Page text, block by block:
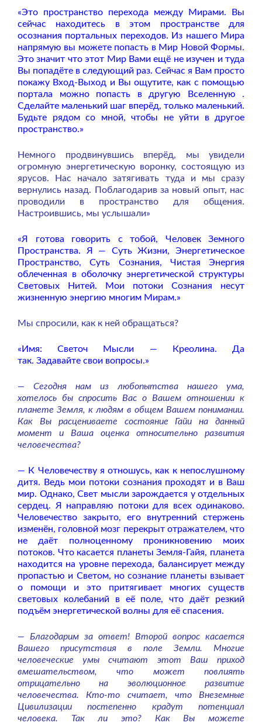
«Это пространство перехода между Мирами. Вы
сейчас находитесь в этом пространстве для
осознания портальных переходов. Из нашего Мира
напрямую вы можете попасть в Мир Новой Формы.
Это значит что этот Мир Вами ещё не изучен и туда
Вы попадёте в следующий раз. Сейчас я Вам просто
покажу Вход-Выход и Вы ощутите, как с помощью
портала можно попасть в другую Вселенную .
Сделайте маленький шаг вперёд, только маленький.
Будьте рядом со мной, чтобы не уйти в другое
пространство.»
Немного продвинувшись вперёд, мы увидели
огромную энергетическую воронку, состоящую из
ярусов. Нас начало затягивать туда и мы сразу
вернулись назад. Поблагодарив за новый опыт, нас
проводили в пространство для общения.
Настроившись, мы услышали»
«Я готова говорить с тобой, Человек Земного
Пространства. Я — Суть Жизни, Энергетическое
Пространство, Суть Сознания, Чистая Энергия
облеченная в оболочку энергетической структуры
Световых Нитей. Мои потоки Сознания несут
жизненную энергию многим Мирам.»
Мы спросили, как к ней обращаться?
«Имя: Светоч Мысли — Креолина. Да
так. Задавайте свои вопросы.»
— Сегодня нам из любопытства нашего ума,
хотелось бы спросить Вас о Вашем отношении к
планете Земля, к людям в общем Вашем понимании.
Как Вы расцениваете состояние Гайи на данный
момент и Ваша оценка относительно развития
человечества?
— К Человечеству я отношусь, как к непослушному
дитя. Ведь мои потоки сознания проходят и в Ваш
мир. Однако, Свет мысли зарождается у отдельных
сердец. Я направляю потоки для всех одинаково.
Человечество закрыто, его внутренний стержень
изменён, головной мозг перекрыт отражателем, что
не даёт полноценному проникновению моих
потоков. Что касается планеты Земля-Гайя, планета
находится на уровне перехода, балансирует между
пропастью и Светом, но сознание планеты взывает
о помощи и это притягивает многих существ
световых колебаний в её поле, что даёт резкий
подъём энергетической волны для её спасения.
— Благодарим за ответ! Второй вопрос касается
Вашего присутствия в поле Земли. Многие
человеческие умы считают этот Ваш приход
вмешательством, что может повлиять
отрицательно на эволюционное развитие
человечества. Кто-то считает, что Внеземные
Цивилизации постепенно крадут потенциал
человека. Так ли это? Как Вы можете